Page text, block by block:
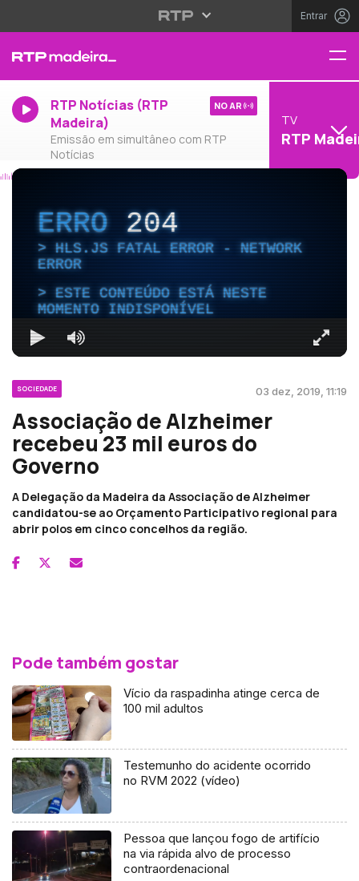
Entrar
RTP Notícias (RTP
Madeira)
Emissão em simultâneo com RTP
Notícias
NO AR
TV
RTP
ERRO204
HLS.JS FATAL ERROR - NETWORK
ERROR
ESTE CONTEÚDO ESTÁ NESTE
MOMENTO INDISPONÍVEL
SOCIEDADE 03 dez, 2019, 11:19
Associação de Alzheimer
recebeu 23 mil euros do
Governo
A Delegação da Madeira da Associação de Alzheimer
candidatou-se ao Orçamento Participativo regional para
abrir polos em cinco concelhos da região.
Pode também gostar
Vício da raspadinha atinge cerca de
100 mil adultos
Testemunho do acidente ocorrido
no RVM 2022 (vídeo)
Pessoa que lançou fogo de artifício
na via rápida alvo de processo
contraordenacional